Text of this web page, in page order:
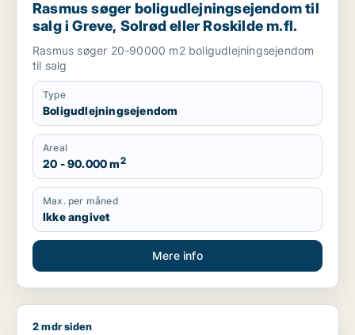
Rasmus søger boligudlejningsejendom til
salg i Greve, Solrød eller Roskilde m.fl.
Rasmus søger 20-90000 m2 boligudlejningsejendom
til salg
Type
Boligudlejningsejendom
Areal
20 - 90.000 m2
Max. per måned
Ikke angivet
Mere info
Mette søger butik til salg i Region Sjælland
2 mdr siden